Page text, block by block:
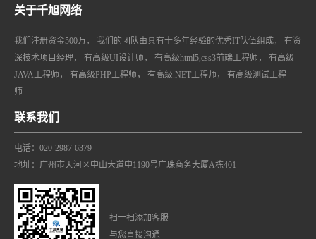
关于千旭网络
我们注册资金500万， 我们的团队由具有十多年经验的优秀IT队伍组成， 有资
深技术项目经理， 有高级UI设计师， 有高级html5,css3前端工程师， 有高级
JAVA工程师， 有高级PHP工程师， 有高级.NET工程师， 有高级测试工程
师…
联系我们
电话：020-2987-6379
地址：广州市天河区中山大道中1190号广珠商务大厦A栋401
扫一扫添加客服
与您直接沟通